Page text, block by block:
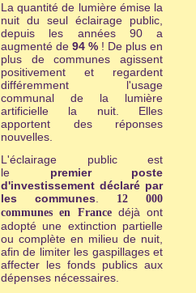
La quantité de lumière émise la
nuit du seul éclairage public,
depuis les années 90 a
augmenté de 94 % ! De plus en
plus de communes agissent
positivement et regardent
différemment l'usage
communal de la lumière
artificielle la nuit. Elles
apportent des réponses
nouvelles.
L'éclairage public est
le premier
poste
d'investissement déclaré par
les communes. 12 000
communes en France déjà ont
adopté une extinction partielle
ou complète en milieu de nuit,
afin de limiter les gaspillages et
affecter les fonds publics aux
dépenses nécessaires.